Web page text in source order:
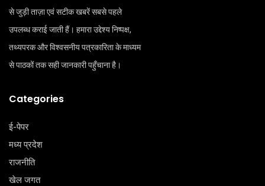
से जुड़ी ताज़ा एवं सटीक खबरें सबसे पहले
उपलब्ध कराई जाती हैं। हमारा उद्देश्य निष्पक्ष,
तथ्यपरक और विश्वसनीय पत्रकारिता के माध्यम
से पाठकों तक सही जानकारी पहुँचाना है।
Categories
ई-पेपर
मध्य प्रदेश
राजनीति
खेल जगत